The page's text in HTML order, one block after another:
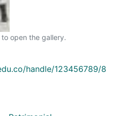
open the gallery.
handle/123456789/8